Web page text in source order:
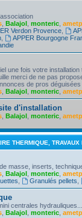
Balajol monteric
Verdon Provence,
APPER Bourgogne
une fois votre
merci de ne pas
de pros déguisées
Balajol monteric
d'installation
Balajol monteric
THERMIQUE, TRAVAUX
masse, inserts,
Balajol monteric
Granulés pellets
centrales hydrauliques...
Balajol monteric